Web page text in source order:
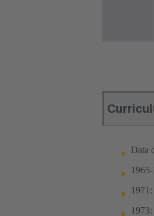
Data